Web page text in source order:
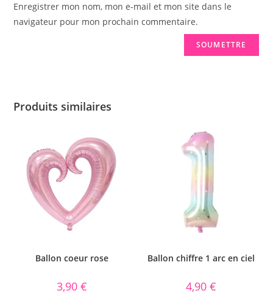
Enregistrer mon nom, mon e-mail et mon site dans le
navigateur pour mon prochain commentaire.
Produits similaires
Ballon coeur rose
3,90€
Ballon chiffre 1 arc en ciel
4,90 €